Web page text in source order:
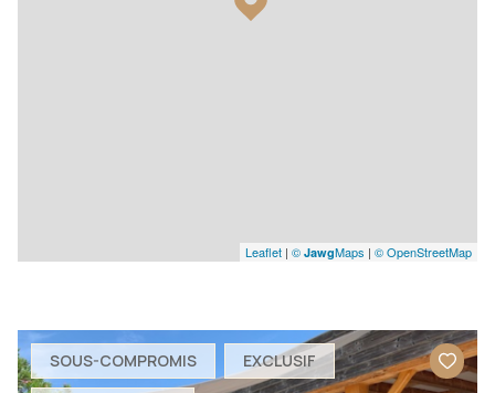
Leaflet | © JawgMaps | © OpenStreetMap
SOUS-COMPROMIS EXCLUSIF